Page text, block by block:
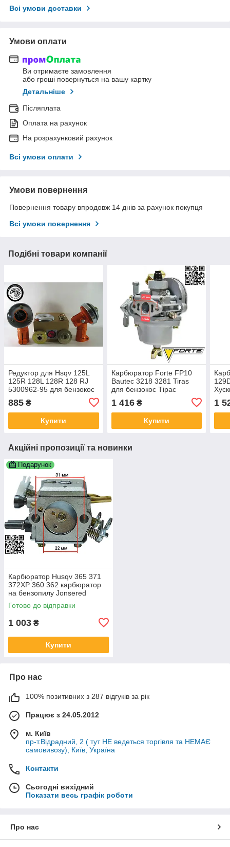
Всі умови доставки
Умови оплати
Ви отримаєте замовлення
або гроші повернуться на вашу картку
Детальніше
Післяплата
Оплата на рахунок
На розрахунковий рахунок
Всі умови оплати
Умови повернення
Повернення товару впродовж 14 днів за рахунок покупця
Всі умови повернення
Подібні товари компанії
Редуктор для Hsqv 125L
125R 128L 128R 128 RJ
5300962-95 для бензокос
885 ₴
Купити
Карбюратор Forte FP10
Bautec 3218 3281 Tiras
для бензокос Тірас
Баутек мопедів
1 416₴
Купити
1
Акційні пропозиції та новинки
Подарунок
Карбюратор Husqv 365 371
372XP 360 362 карбюратор
на бензопилу Jonsered
CS2065 HU 365 372 HD-12
HD-6 5032818-01 503 28 32-
Готово до відправки
1 003 ₴
Купити
Про нас
100% позитивних з 287 відгуків за рік
Працює з 24.05.2012
м. Київ
пр-т.Відрадний, 2 ( тут НЕ ведеться торгівля та НЕМАЄ
самовивозу), Київ, Україна
Контакти
Сьогодні вихідний
Показати весь графік роботи
Про нас